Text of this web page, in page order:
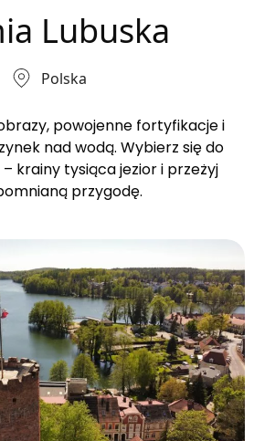
Lubuska
Polska
powojenne fortyfikacje i
nad wodą. Wybierz się do
– krainy tysiąca jezior i przeżyj
przygodę.